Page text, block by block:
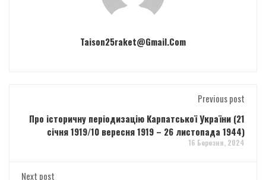
Taison25raket@gmail.com
Previous post
Про історичну періодизацію Карпатської України (21
січня 1919/10 вересня 1919 – 26 листопада 1944)
16 Березня, 2024
Next post